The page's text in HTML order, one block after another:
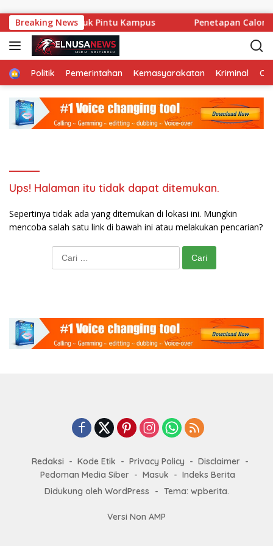
Breaking News
Mengetuk Pintu Kampus Penetapan Calon
HomePolitik Pemerintahan Kemasyarakatan Kriminal
Ups! Halaman itu tidak dapat ditemukan.
Sepertinya tidak ada yang ditemukan di lokasi ini. Mungkin
mencoba salah satu link di bawah ini atau melakukan pencarian?
Redaksi Kode Etik Privacy Policy
Disclaimer
Pedoman Media Siber
Masuk
Indeks Berita
Didukung oleh WordPress
- Tema: wpberita.
Versi Non AMP